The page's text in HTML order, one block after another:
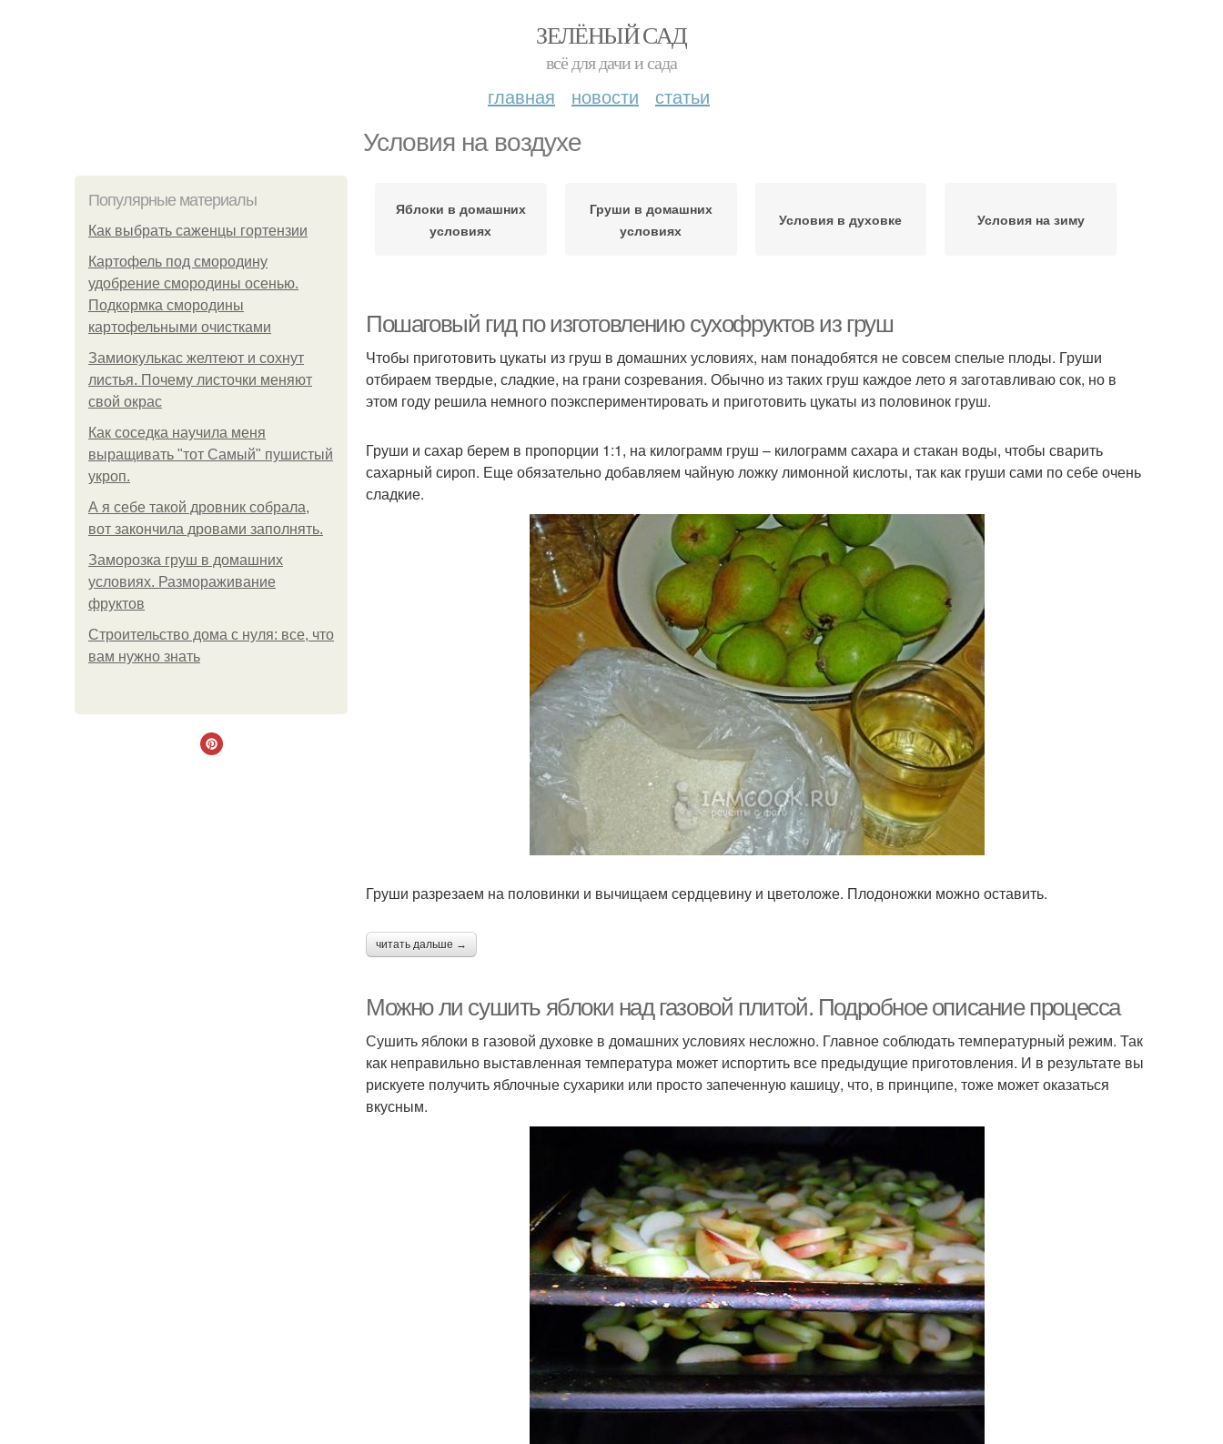
ЗЕЛЁНЫЙ САД
всё для дачи и сада
главная новости статьи
Условия на воздухе
Популярные материалы
Как выбрать саженцы гортензии
Картофель под смородину
удобрение смородины осенью.
Подкормка смородины
картофельными очистками
Замиокулькас желтеют и сохнут
листья. Почему листочки меняют
свой окрас
Как соседка научила меня
выращивать "тот Самый" пушистый
укроп.
А я себе такой дровник собрала,
вот закончила дровами заполнять.
Заморозка груш в домашних
условиях. Размораживание
фруктов
Строительство дома с нуля: все, что
вам нужно знать
Яблоки в домашних
условиях
Груши в домашних
условиях
Условия в духовке Условия на зиму
Пошаговый гид по изготовлению сухофруктов из груш
Чтобы приготовить цукаты из груш в домашних условиях, нам понадобятся не совсем спелые плоды. Груши
отбираем твердые, сладкие, на грани созревания. Обычно из таких груш каждое лето я заготавливаю сок, но в
этом году решила немного поэкспериментировать и приготовить цукаты из половинок груш.
Груши и сахар берем в пропорции 1:1, на килограмм груш – килограмм сахара и стакан воды, чтобы сварить
сахарный сироп. Еще обязательно добавляем чайную ложку лимонной кислоты, так как груши сами по себе очень
сладкие.
Груши разрезаем на половинки и вычищаем сердцевину и цветоложе. Плодоножки можно оставить.
читать дальше →
Можно ли сушить яблоки над газовой плитой. Подробное описание процесса
Сушить яблоки в газовой духовке в домашних условиях несложно. Главное соблюдать температурный режим. Так
как неправильно выставленная температура может испортить все предыдущие приготовления. И в результате вы
рискуете получить яблочные сухарики или просто запеченную кашицу, что, в принципе, тоже может оказаться
вкусным.